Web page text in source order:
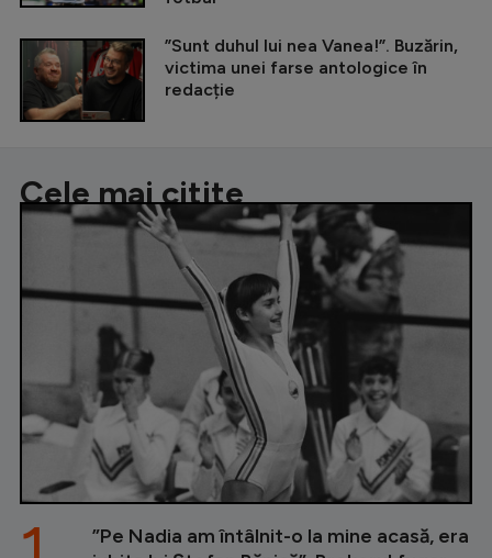
”Sunt duhul lui nea Vanea!”. Buzărin,
victima unei farse antologice în
redacție
Cele mai citite
”Pe Nadia am întâlnit-o la mine acasă, era